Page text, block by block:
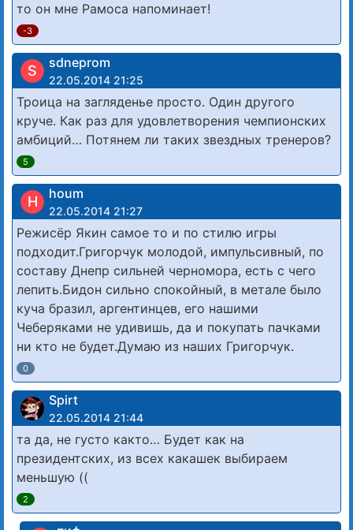
то он мне Рамоса напоминает!
-3
S sdneprom
22.05.2014 21:25
Троица на загляденье просто. Один другого
круче. Как раз для удовлетворения чемпионских
амбиций… Потянем ли таких звездных тренеров?
5
H houm
22.05.2014 21:27
Режисёр Якин самое то и по стилю игры
подходит.Григорчук молодой, импульсивный, по
составу Днепр сильней черномора, есть с чего
лепить.Бидон сильно спокойный, в метале было
куча бразил, аргентинцев, его нашими
Чеберяками не удивишь, да и покупать пачками
ни кто не будет.Думаю из наших Григорчук.
0
Spirt
22.05.2014 21:44
та да, не густо както… Будет как на
президентских, из всех какашек выбираем
меньшую ((
2